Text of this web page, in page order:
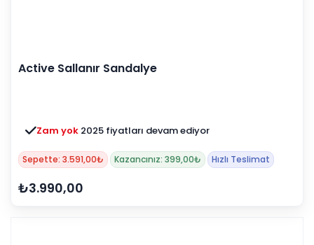
Active Sallanır Sandalye
Zam yok 2025 fiyatları devam ediyor
Sepette: 3.591,00₺ Kazancınız: 399,00₺ Hızlı Teslimat
₺3.990,00